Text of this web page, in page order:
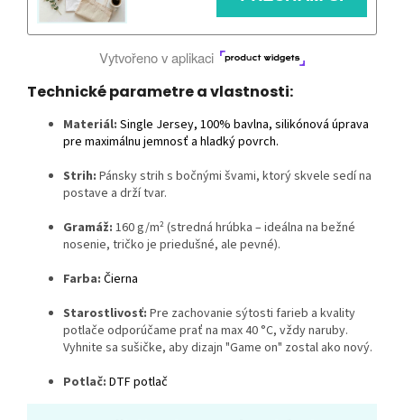
Technické parametre a vlastnosti:
Materiál: Single Jersey, 100% bavlna, silikónová úprava
pre maximálnu jemnosť a hladký povrch.
Strih: Pánsky strih s bočnými švami, ktorý skvele sedí na
postave a drží tvar.
Gramáž: 160 g/m² (stredná hrúbka – ideálna na bežné
nosenie, tričko je priedušné, ale pevné).
Farba: Čierna
Starostlivosť: Pre zachovanie sýtosti farieb a kvality
potlače odporúčame prať na max 40 °C, vždy naruby.
Vyhnite sa sušičke, aby dizajn "Game on" zostal ako nový.
Potlač: DTF potlač